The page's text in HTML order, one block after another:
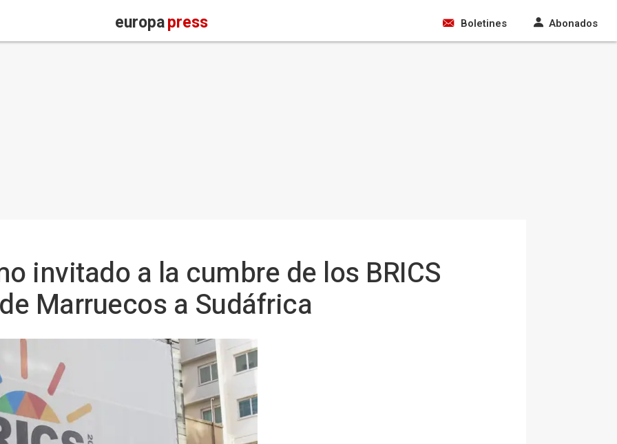
europapress Boletines Abonados
invitado a la cumbre de los BRICS
Marruecos a Sudáfrica